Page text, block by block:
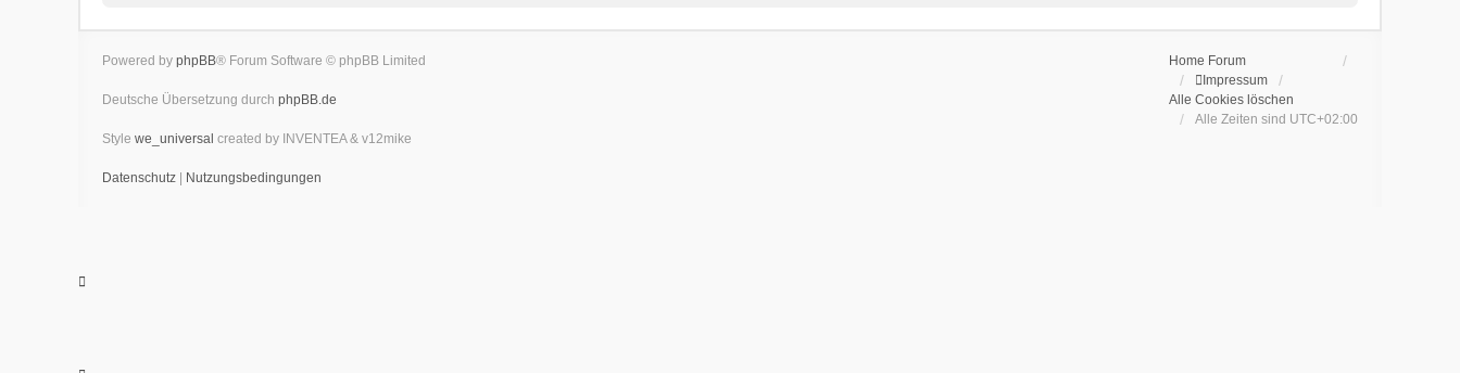
Home Forum
Impressum
Alle Cookies löschen
Alle Zeiten sind UTC+02:00
Powered by phpBB® Forum Software © phpBB Limited
Deutsche Übersetzung durch phpBB.de
Style we_universal created by INVENTEA & v12mike
Datenschutz Nutzungsbedingungen